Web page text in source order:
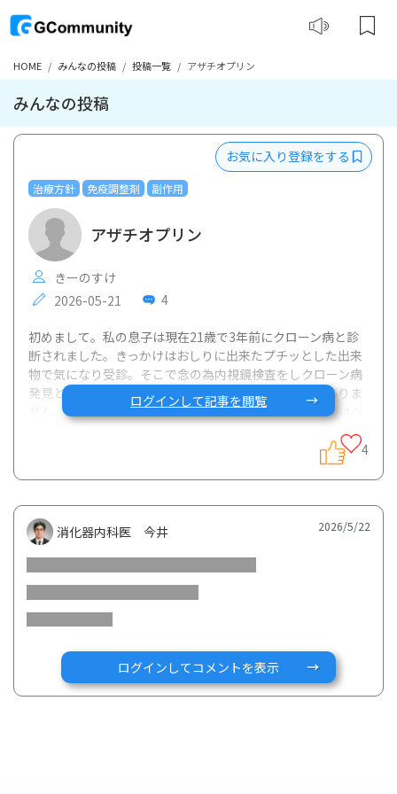
HOME みんなの投稿 投稿一覧 アザチオプリン
みんなの投稿
治療方針 免疫調整剤 副作用
お気に入り登録をする
アザチオプリン
きーのすけ
2026-05-21
4
初めまして。私の息子は現在21歳で3年前にクローン病と診
断されました。きっかけはおしりに出来たプチッとした出来
物で気になり受診。そこで念の為内視鏡検査をしクローン病
発見となります。発見後から現在まで自覚症状は全くありま
せん。下痢も腹痛もおしりの痛みも何もありません。薬はペ
ンタサとタケキャブです。5月に大腸内視鏡と小腸のカプセ
ル内視鏡しました。大腸の回盲部が少し1年前より悪化。ほ
かは病変見られないとのことで安心しましたが、先生からア
ザチオプリンの追加を言われました。まさか免疫抑制剤の追
加になるとは思っておらずとてもショックを受けています。
なにも症状もなく内視鏡も1箇所以外病変はないのに薬の追
加どう思われますか。同じ方いますか？どうか教えてくださ
い
ログインして記事を閲覧
4
消化器内科医 今井 2026/5/22
ログインしてコメントを表示